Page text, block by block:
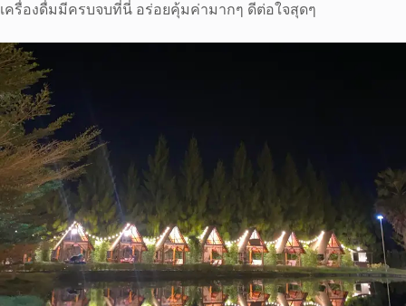
เครื่องดื่มมีครบจบที่นี่ อร่อยคุ้มค่ามากๆ ดีต่อใจสุดๆ